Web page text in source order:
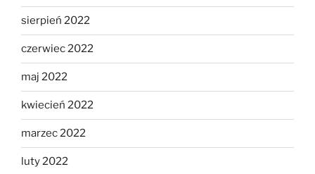
sierpień 2022
czerwiec 2022
maj 2022
kwiecień 2022
marzec 2022
luty 2022